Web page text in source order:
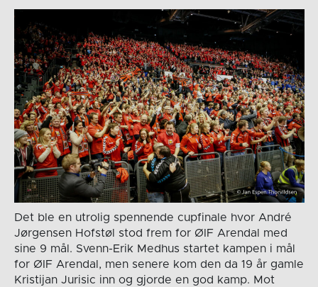
Det ble en utrolig spennende cupfinale hvor André
Jørgensen Hofstøl stod frem for ØIF Arendal med
sine 9 mål. Svenn-Erik Medhus startet kampen i mål
for ØIF Arendal, men senere kom den da 19 år gamle
Kristijan Jurisic inn og gjorde en god kamp. Mot